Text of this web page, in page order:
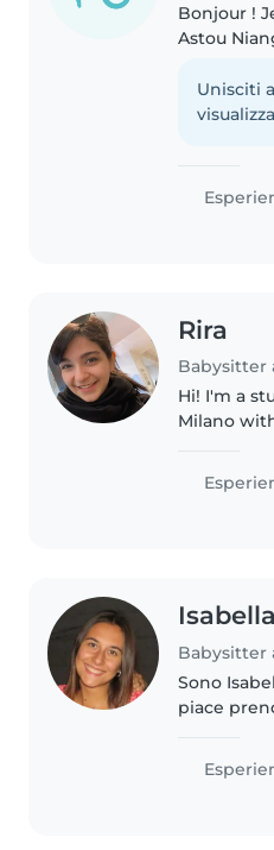
Bonjour !
Astou
suis
créative.
Unisciti
Rira
Babysitter
Hi! I'm a
Milano
enjoy
and
Isabella
Babysitter
Sono
piace
con loro.
nel
tre anni.